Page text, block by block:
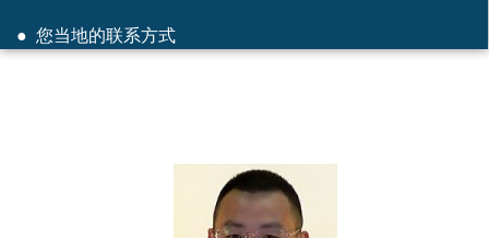
● 您当地的联系方式